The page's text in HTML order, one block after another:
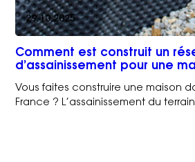
29.10.2025
Comment est construit un
d’assainissement pour une
Vous faites construire une maison
France ? L’assainissement du